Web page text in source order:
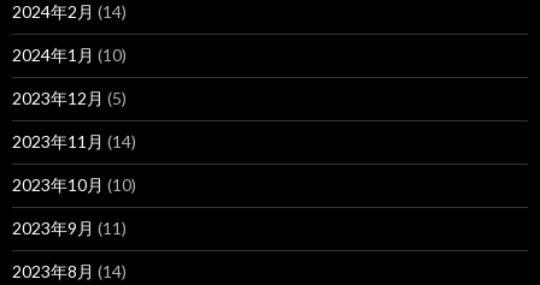
2024年2月 (14)
2024年1月 (10)
2023年12月 (5)
2023年11月 (14)
2023年10月 (10)
2023年9月 (11)
2023年8月 (14)